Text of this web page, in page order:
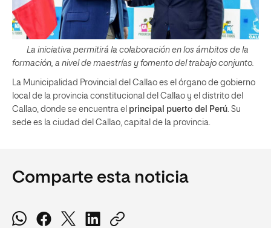
La iniciativa permitirá la colaboración en los ámbitos de la
formación, a nivel de maestrías y fomento del trabajo conjunto.
La Municipalidad Provincial del Callao es el órgano de gobierno
local de la provincia constitucional del Callao y el distrito del
Callao, donde se encuentra el principal puerto del Perú. Su
sede es la ciudad del Callao, capital de la provincia.
Comparte esta noticia